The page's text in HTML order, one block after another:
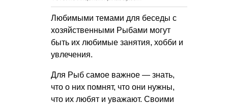
Любимыми темами для беседы с
хозяйственными Рыбами могут
быть их любимые занятия, хобби и
увлечения.
Для Рыб самое важное — знать,
что о них помнят, что они нужны,
что их любят и уважают. Своими